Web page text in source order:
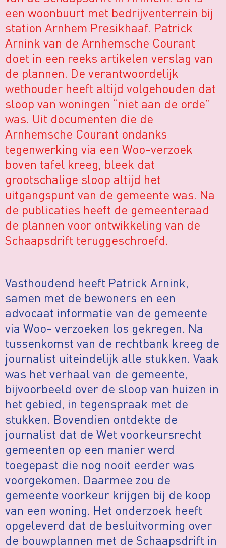
een woonbuurt met bedrijventerrein bij
station Arnhem Presikhaaf. Patrick
Arnink van de Arnhemsche Courant
doet in een reeks artikelen verslag van
de plannen. De verantwoordelijk
wethouder heeft altijd volgehouden dat
sloop van woningen “niet aan de orde”
was. Uit documenten die de
Arnhemsche Courant ondanks
tegenwerking via een Woo-verzoek
boven tafel kreeg, bleek dat
grootschalige sloop altijd het
uitgangspunt van de gemeente was. Na
de publicaties heeft de gemeenteraad
de plannen voor ontwikkeling van de
Schaapsdrift teruggeschroefd.
Vasthoudend heeft Patrick Arnink,
samen met de bewoners en een
advocaat informatie van de gemeente
via Woo- verzoeken los gekregen. Na
tussenkomst van de rechtbank kreeg de
journalist uiteindelijk alle stukken. Vaak
was het verhaal van de gemeente,
bijvoorbeeld over de sloop van huizen in
het gebied, in tegenspraak met de
stukken. Bovendien ontdekte de
journalist dat de Wet voorkeursrecht
gemeenten op een manier werd
toegepast die nog nooit eerder was
voorgekomen. Daarmee zou de
gemeente voorkeur krijgen bij de koop
van een woning. Het onderzoek heeft
opgeleverd dat de besluitvorming over
de bouwplannen met de Schaapsdrift in